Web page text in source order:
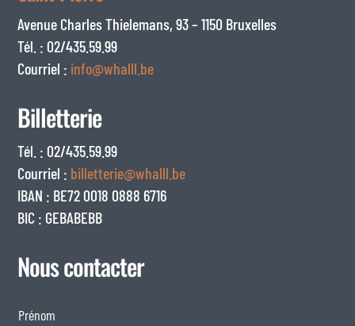
Avenue Charles Thielemans, 93 – 1150 Bruxelles
Tél. : 02/435.59.99
Courriel : info@whalll.be
Billetterie
Tél. : 02/435.59.99
Courriel : billetterie@whalll.be
IBAN : BE72 0018 0888 6716
BIC : GEBABEBB
Nous contacter